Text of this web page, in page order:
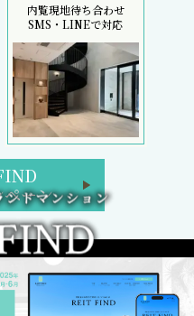
内覧現地待ち合わせ
SMS・LINEで対応
ーン